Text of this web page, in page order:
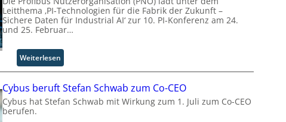
O
r
g
ä
c
h
s
t
w
S
y
s
t
e
m
e
a
Leitthema ‚PI-Technologien für die Fabrik der Zukunft –
Sichere Daten für Industrial AI‘ zur 10. PI-Konferenz am 24.
und 25. Februar…
Weiterlesen:
P
-
T
Cybus beruft Stefan Schwab zum Co-CEO
Cybus hat Stefan Schwab mit Wirkung zum 1. Juli zum Co-CEO
berufen.